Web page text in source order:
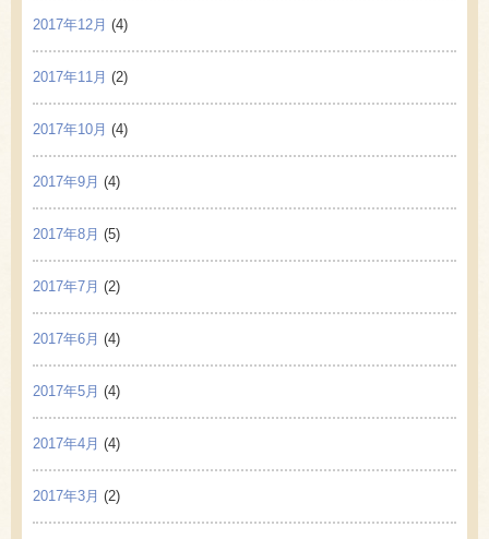
2017年12月 (4)
2017年11月 (2)
2017年10月 (4)
2017年9月 (4)
2017年8月 (5)
2017年7月 (2)
2017年6月 (4)
2017年5月 (4)
2017年4月 (4)
2017年3月 (2)